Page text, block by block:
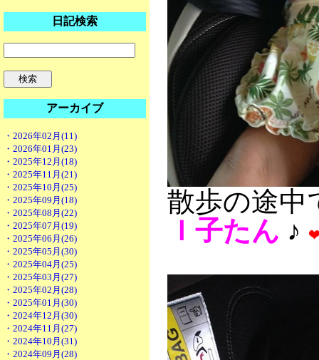
日記検索
アーカイブ
・2026年02月(11)
・2026年01月(23)
・2025年12月(18)
・2025年11月(21)
・2025年10月(25)
・2025年09月(18)
・2025年08月(22)
・2025年07月(19)
・2025年06月(26)
・2025年05月(30)
・2025年04月(25)
・2025年03月(27)
・2025年02月(28)
・2025年01月(30)
・2024年12月(30)
・2024年11月(27)
・2024年10月(31)
・2024年09月(28)
散歩の途中
Ｉ子たん ♪